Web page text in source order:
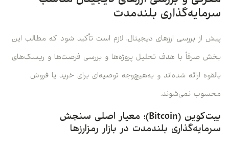
سرمایه‌گذاری بلندمدت
پیش از بررسی ارزهای دیجیتال، لازم است تأکید شود که مطالب این
بخش صرفاً با هدف تحلیل پروژه‌ها و بررسی فرصت‌ها و ریسک‌های
بالقوه ارائه شده‌اند و به‌هیچ‌وجه توصیه‌ای برای خرید یا فروش
محسوب نمی‌شوند.
بیت‌کوین (Bitcoin)؛ معیار اصلی سنجش
سرمایه‌گذاری بلندمدت در بازار رمزارزها